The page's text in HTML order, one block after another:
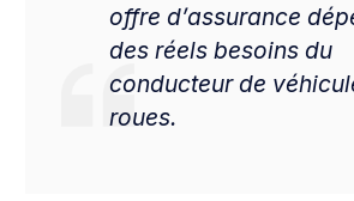
offre d’assurance
des réels besoins du
conducteur de
roues.